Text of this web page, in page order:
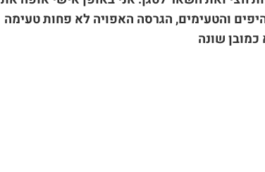
והטעימים, הגרסה האפויה לא פחות טעימה
שונה